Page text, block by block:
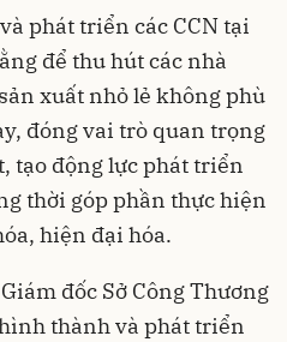
phát triển các CCN tại
để thu hút các nhà
xuất nhỏ lẻ không phù
đóng vai trò quan trọng
tạo động lực phát triển
thời góp phần thực hiện
hiện đại hóa.
đốc Sở Công Thương
thành và phát triển